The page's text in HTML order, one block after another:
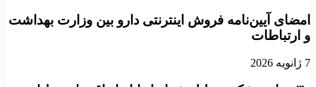
امضای آیین‌نامه فروش اینترنتی دارو بین وزارت بهداشت
و ارتباطات
7 ژانویه 2026